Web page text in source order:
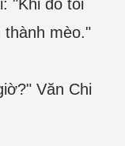
"Khi đó tôi
thành mèo."
Văn Chi